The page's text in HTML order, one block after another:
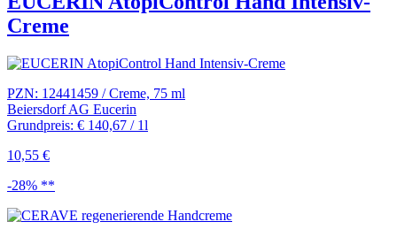
Creme
PZN: 12441459 / Creme, 75 ml
Beiersdorf AG Eucerin
Grundpreis: € 140,67 / 1l
10,55 €
-28% **